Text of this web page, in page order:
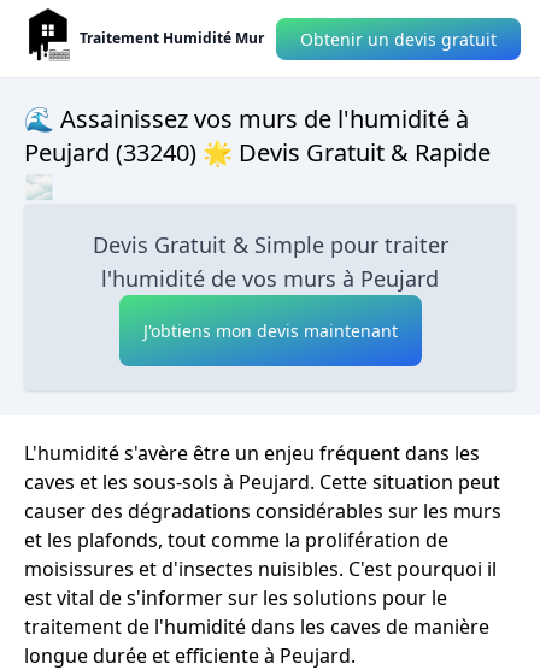
Traitement Humidité Mur Obtenir un devis gratuit
🌊 Assainissez vos murs de l'humidité à
Peujard (33240) 🌟 Devis Gratuit & Rapide
🌫
Devis Gratuit & Simple pour traiter
l'humidité de vos murs à Peujard
J'obtiens mon devis maintenant
L'humidité s'avère être un enjeu fréquent dans les
caves et les sous-sols à Peujard. Cette situation peut
causer des dégradations considérables sur les murs
et les plafonds, tout comme la prolifération de
moisissures et d'insectes nuisibles. C'est pourquoi il
est vital de s'informer sur les solutions pour le
traitement de l'humidité dans les caves de manière
longue durée et efficiente à Peujard.